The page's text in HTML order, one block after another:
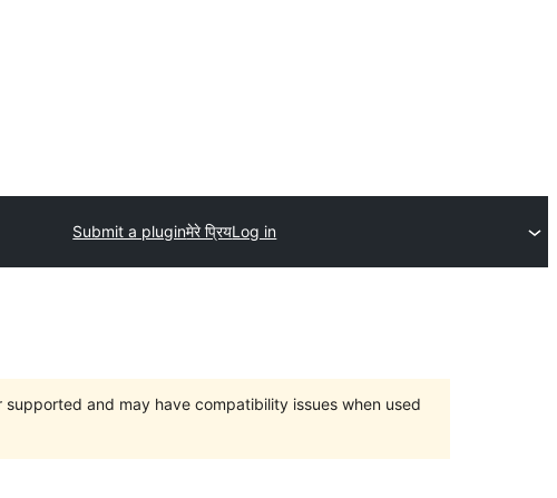
Submit a pluginमेरे प्रियLog in
and may have compatibility issues when used